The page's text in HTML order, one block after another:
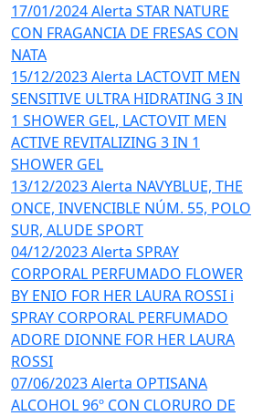
17/01/2024 Alerta STAR NATURE
CON FRAGANCIA DE FRESAS CON
NATA
15/12/2023 Alerta LACTOVIT MEN
SENSITIVE ULTRA HIDRATING 3 IN
1 SHOWER GEL, LACTOVIT MEN
ACTIVE REVITALIZING 3 IN 1
SHOWER GEL
13/12/2023 Alerta NAVYBLUE, THE
ONCE, INVENCIBLE NÚM. 55, POLO
SUR, ALUDE SPORT
04/12/2023 Alerta SPRAY
CORPORAL PERFUMADO FLOWER
BY ENIO FOR HER LAURA ROSSI i
SPRAY CORPORAL PERFUMADO
ADORE DIONNE FOR HER LAURA
ROSSI
07/06/2023 Alerta OPTISANA
ALCOHOL 96º CON CLORURO DE